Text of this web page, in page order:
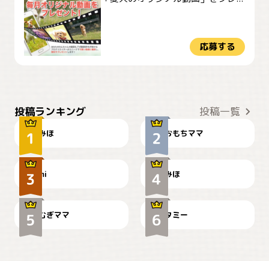
応募する
投稿ランキング 投稿一覧
みほ おもちママ
可愛い？
mi
見てるぞぉ
みほ
🌻とむぎ！
むぎママ
ドーベルマンのお友達邸に
て
タミー